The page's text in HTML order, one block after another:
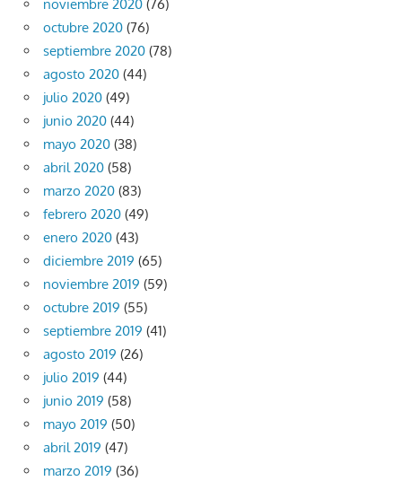
noviembre 2020 (76)
octubre 2020 (76)
septiembre 2020 (78)
agosto 2020 (44)
julio 2020 (49)
junio 2020 (44)
mayo 2020 (38)
abril 2020 (58)
marzo 2020 (83)
febrero 2020 (49)
enero 2020 (43)
diciembre 2019 (65)
noviembre 2019 (59)
octubre 2019 (55)
septiembre 2019 (41)
agosto 2019 (26)
julio 2019 (44)
junio 2019 (58)
mayo 2019 (50)
abril 2019 (47)
marzo 2019 (36)